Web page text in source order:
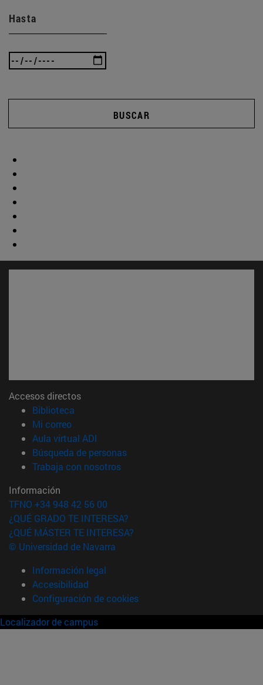
Hasta
BUSCAR
Accesos directos
Biblioteca
Mi correo(abre en nueva ventana)
Aula virtual ADI
Búsqueda de personas(abre en nueva ventana)
Trabaja con nosotros(abre en nueva ventana)
Información
TFNO +34 948 42 56 00
¿QUÉ GRADO TE INTERESA?
¿QUÉ MÁSTER TE INTERESA?
© Universidad de Navarra
Información legal
Accesibilidad
Configuración de cookies
Localizador de campus